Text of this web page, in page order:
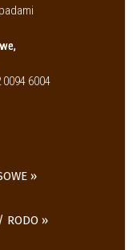
0094 6004
RODO